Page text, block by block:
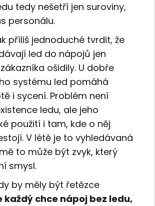
tedy nešetří jen suroviny,
personálu.
příliš jednoduché tvrdit, že
led do nápojů jen
ošidily. U dobře
systému led pomáhá
i sycení. Problém není
ledu, ale jeho
použití i tam, kde o něj
V létě je to vyhledávaná
to může být zvyk, který
smysl.
by měly být řetězce
každý chce nápoj bez ledu,